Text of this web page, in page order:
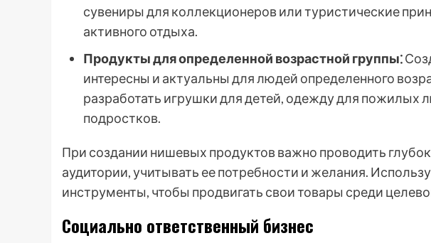
сувениры для коллекционеров или туристические
активного отдыха.
Продукты для определенной возрастной группы⁚
интересны и актуальны для людей определенного
разработать игрушки для детей, одежду для пожилых
подростков.
При создании нишевых продуктов важно проводить
аудитории, учитывать ее потребности и желания.
инструменты, чтобы продвигать свои товары среди
Социально ответственный бизнес